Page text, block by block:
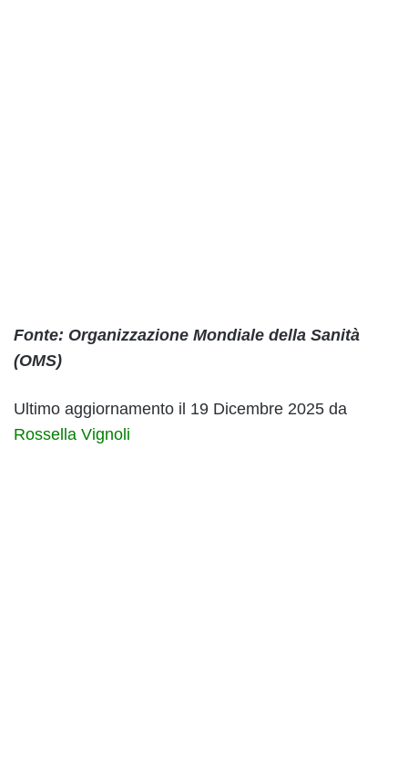
Fonte: Organizzazione Mondiale della Sanità
(OMS)
Ultimo aggiornamento il 19 Dicembre 2025 da
Rossella Vignoli